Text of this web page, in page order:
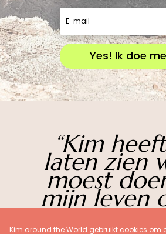
Yes! Ik doe
“Kim
laten zien
moest
mijn leven